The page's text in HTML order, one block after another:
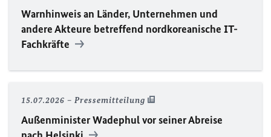
Warnhinweis an Länder, Unternehmen und
andere Akteure betreffend nordkoreanische IT-
Fachkräfte
15.07.2026 Pressemitteilung
Außenminister Wadephul vor seiner Abreise